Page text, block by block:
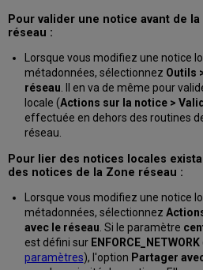
Pour valider une notice avant de
réseau :
Lorsque vous modifiez une notice
métadonnées, sélectionnez Outils
réseau. Il en va de même pour
locale (Actions sur la notice >
effectuée en dehors des routines
réseau.
Pour lier des notices locales
des notices de la Zone réseau :
Lorsque vous modifiez une notice
métadonnées, sélectionnez
avec le réseau . Si le paramètre
est défini sur ENFORCE_NETWORK
paramètres), l'option Partager